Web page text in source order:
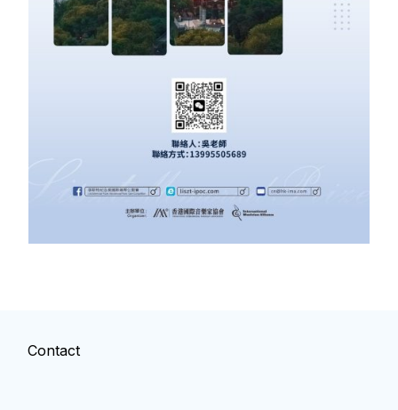
Contact